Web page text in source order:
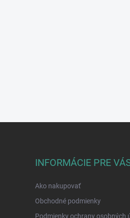
INFORMÁCIE PRE
Ako nakupovať
Obchodné podmienky
Podmienky ochrany osobných